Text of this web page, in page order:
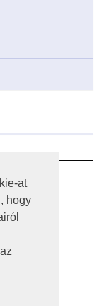
at
hogy